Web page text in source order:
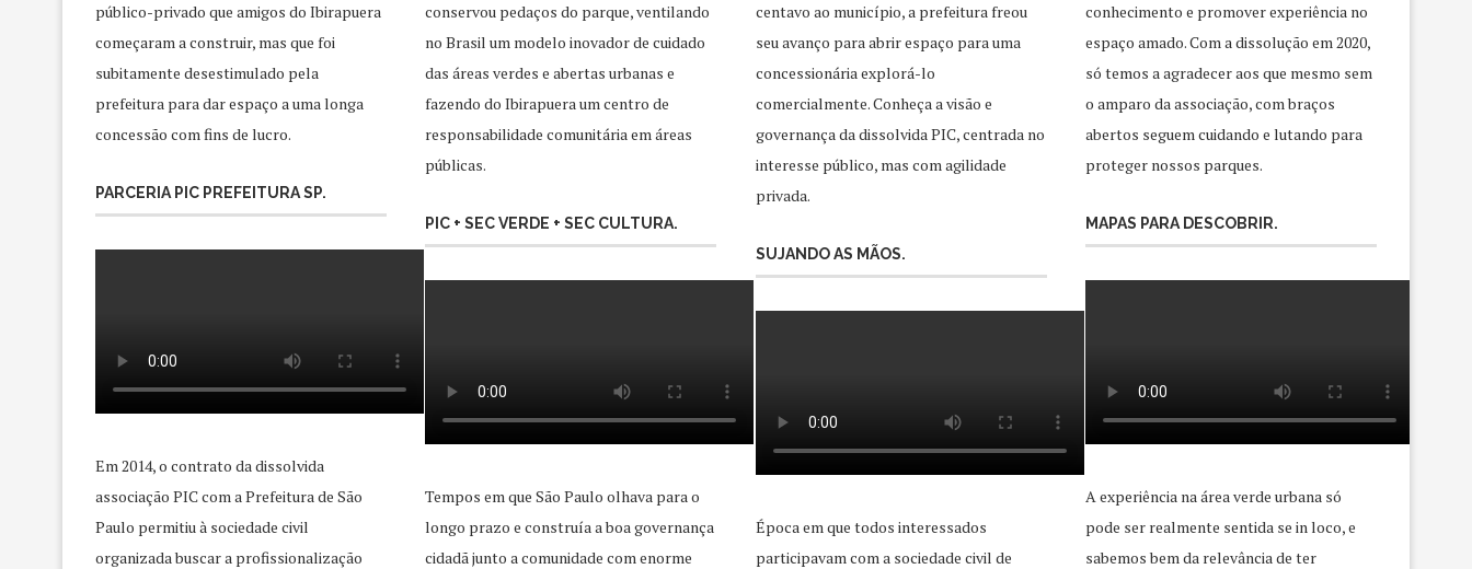
público-privado que amigos do Ibirapuera
começaram a construir, mas que foi
subitamente desestimulado pela
prefeitura para dar espaço a uma longa
concessão com fins de lucro.
PARCERIA PIC PREFEITURA SP.
Em 2014, o contrato da dissolvida
associação PIC com a Prefeitura de São
Paulo permitiu à sociedade civil
organizada buscar a profissionalização
conservou pedaços do parque, ventilando
no Brasil um modelo inovador de cuidado
das áreas verdes e abertas urbanas e
fazendo do Ibirapuera um centro de
responsabilidade comunitária em áreas
públicas.
PIC + SEC VERDE + SEC CULTURA.
Tempos em que São Paulo olhava para o
longo prazo e construía a boa governança
cidadã junto a comunidade com enorme
centavo ao município, a prefeitura freou
seu avanço para abrir espaço para uma
concessionária explorá-lo
comercialmente. Conheça a visão e
governança da dissolvida PIC, centrada no
interesse público, mas com agilidade
privada.
SUJANDO AS MÃOS.
Época em que todos interessados
participavam com a sociedade civil de
conhecimento e promover experiência no
espaço amado. Com a dissolução em 2020,
só temos a agradecer aos que mesmo sem
o amparo da associação, com braços
abertos seguem cuidando e lutando para
proteger nossos parques.
MAPAS PARA DESCOBRIR.
A experiência na área verde urbana só
pode ser realmente sentida se in loco, e
sabemos bem da relevância de ter